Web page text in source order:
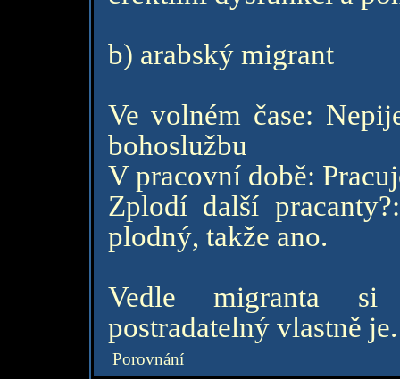
b) arabský migrant
Ve volném čase:
bohoslužbu
V pracovní době:
Zplodí další
plodný, takže ano.
Vedle migranta si
postradatelný vlastně
Porovnání